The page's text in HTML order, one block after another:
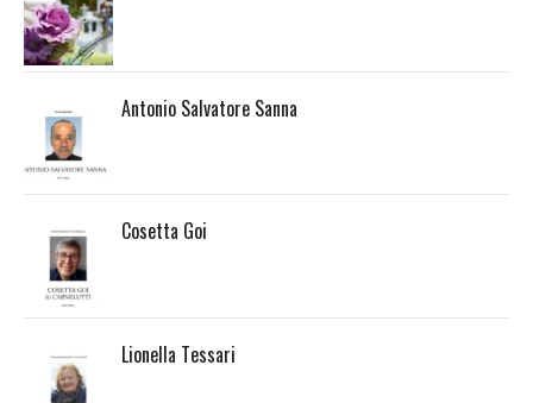
Antonio Salvatore Sanna
Cosetta Goi
Lionella Tessari